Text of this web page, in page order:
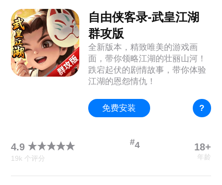
自由侠客录-武皇江湖
群攻版
全新版本，精致唯美的游戏画
面，带你领略江湖的壮丽山河！
跌宕起伏的剧情故事，带你体验
江湖的恩怨情仇！
免费安装 ?
4.9
19k 个评分
#4 18+
年龄